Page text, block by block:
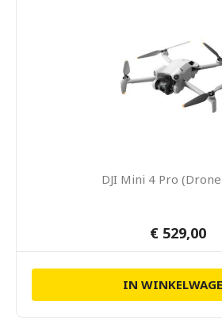
DJI Mini 4 Pro
€ 529,00
IN